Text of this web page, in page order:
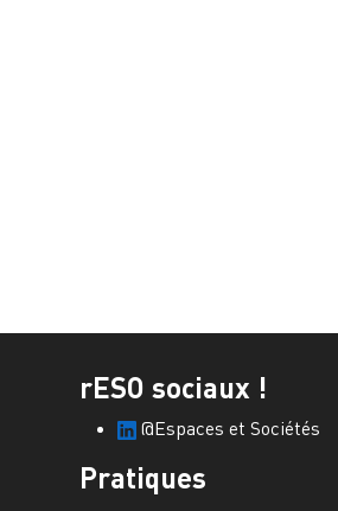
rESO sociaux !
@Espaces et Sociétés
Pratiques